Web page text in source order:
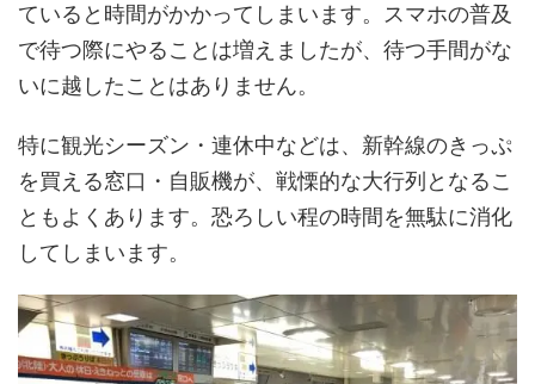
ていると時間がかかってしまいます。スマホの普及
で待つ際にやることは増えましたが、待つ手間がな
いに越したことはありません。
特に観光シーズン・連休中などは、新幹線のきっぷ
を買える窓口・自販機が、戦慄的な大行列となるこ
ともよくあります。恐ろしい程の時間を無駄に消化
してしまいます。